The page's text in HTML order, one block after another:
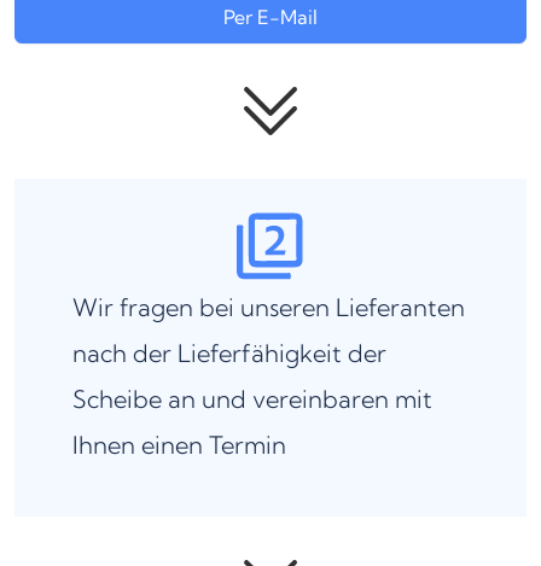
Per E-Mail
Wir fragen bei unseren Lieferanten
nach der Lieferfähigkeit der
Scheibe an und vereinbaren mit
Ihnen einen Termin